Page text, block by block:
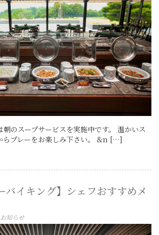
朝のスープサービスを実施中です。 温かいス
らプレーをお楽しみ下さい。 &n […]
バイキング】シェフおすすめメ
お知らせ